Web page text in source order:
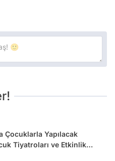
Çocuklarla Yapılacak
Tiyatroları ve Etkinlik